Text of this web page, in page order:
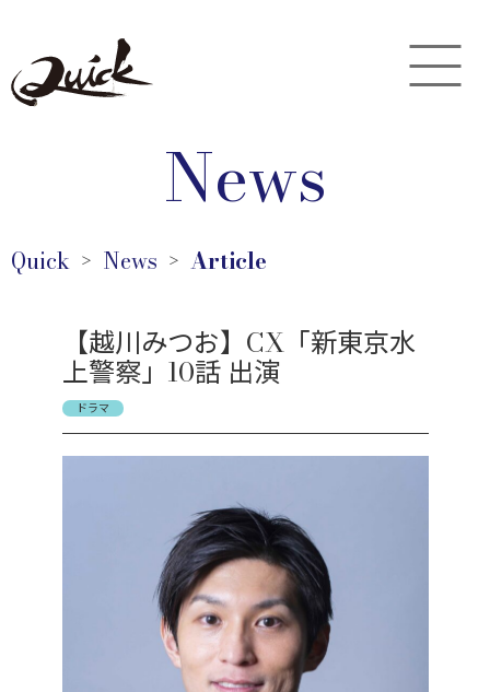
News
Quick ＞ News ＞ Article
【越川みつお】CX「新東京水
上警察」10話 出演
ドラマ